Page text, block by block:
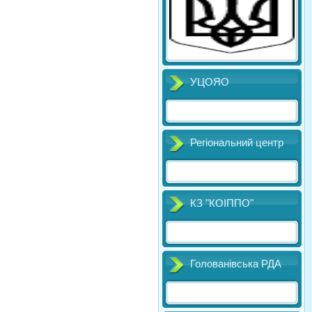
УЦОЯО
Регіональний центр
КЗ "КОІППО"
Голованівська РДА